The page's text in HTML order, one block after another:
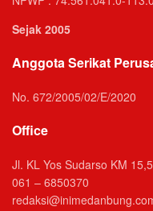
Sejak 2005
Anggota Serikat
No. 672/2005/02/E/2020
Office
Jl. KL Yos Sudarso KM
061 – 6850370